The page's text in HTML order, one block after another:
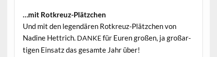
…mit Rotkreuz-Plätzchen
Und mit den leg­endären Rotkreuz-Plätzchen von
Nadine Het­trich. DANKEfür Euren großen, ja großar­
ti­gen Ein­satz das gesamte Jahr über!